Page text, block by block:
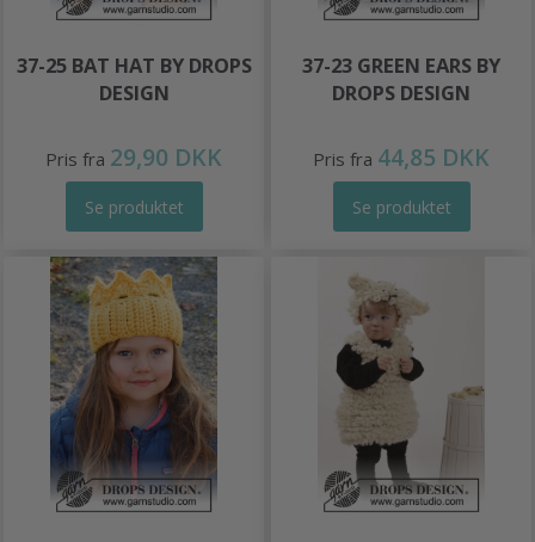
37-25 BAT HAT BY DROPS
DESIGN
Pris fra 29,90 DKK
Se produktet
37-23 GREEN EARS BY
DROPS DESIGN
Pris fra 44,85 DKK
Se produktet